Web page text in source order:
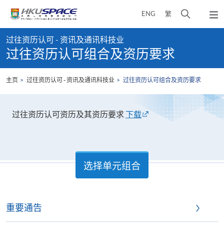
content
ENG 繁
开
面
弹
出
content
start
过往资历认可 - 资讯及通讯科技业
过往资历认可组合及资历要求
主页 过往资历认可 - 资讯及通讯科技业 过往资历认可组合及资历要求
过往资历认可资历及其资历要求 下载
选择单元组合
重要通告